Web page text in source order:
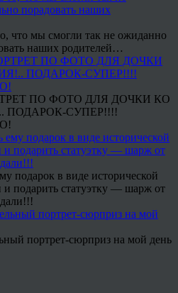
что мы смогли так не ожиданно
наших родителей…
ПО ФОТО ДЛЯ ДОЧКИ КО
ПОДАРОК-СУПЕР!!!!
подарок в виде исторической
подарить статуэтку — шарж от
портрет-сюрприз на мой день